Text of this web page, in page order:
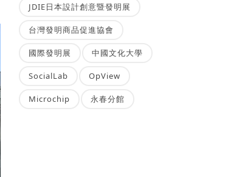
JDIE日本設計創意暨發明展
台灣發明商品促進協會
國際發明展 中國文化大學
SocialLab OpView
Microchip 永春分館